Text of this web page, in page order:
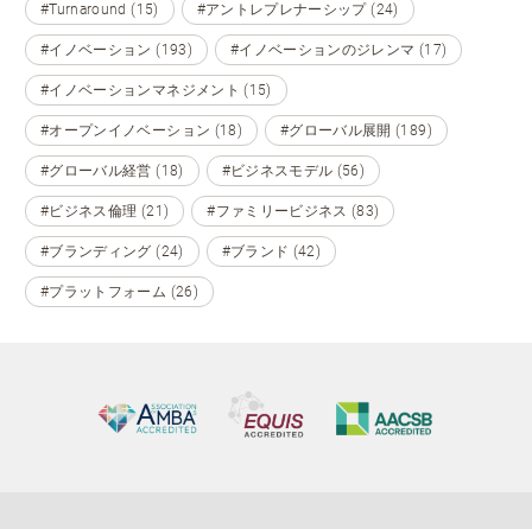
#Turnaround (15) #アントレプレナーシップ (24)
#イノベーション (193) #イノベーションのジレンマ (17)
#イノベーションマネジメント (15)
#オープンイノベーション (18) #グローバル展開 (189)
#グローバル経営 (18) #ビジネスモデル (56)
#ビジネス倫理 (21) #ファミリービジネス (83)
#ブランディング (24) #ブランド (42)
#プラットフォーム (26)